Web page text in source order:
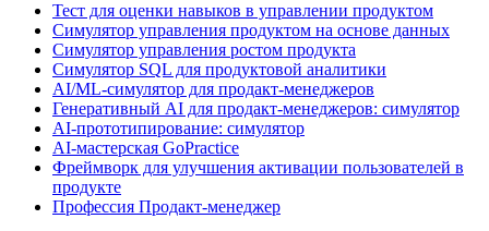
Тест для оценки навыков в управлении продуктом
Симулятор управления продуктом на основе данных
Симулятор управления ростом продукта
Симулятор SQL для продуктовой аналитики
AI/ML-симулятор для продакт-менеджеров
Генеративный AI для продакт-менеджеров: симулятор
AI-прототипирование: симулятор
AI-мастерская GoPractice
Фреймворк для улучшения активации пользователей в
продукте
Профессия Продакт-менеджер